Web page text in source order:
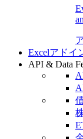
Excelアドイ
API & Data